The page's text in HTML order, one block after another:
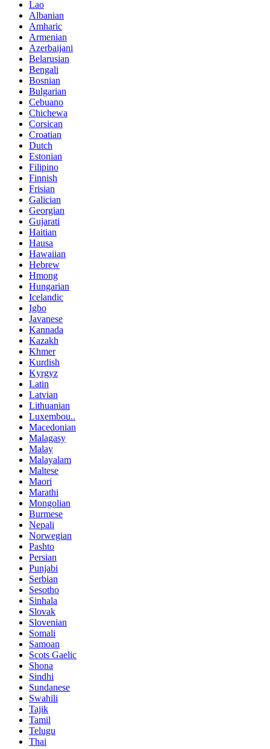
Lao
Albanian
Amharic
Armenian
Azerbaijani
Belarusian
Bengali
Bosnian
Bulgarian
Cebuano
Chichewa
Corsican
Croatian
Dutch
Estonian
Filipino
Finnish
Frisian
Galician
Georgian
Gujarati
Haitian
Hausa
Hawaiian
Hebrew
Hmong
Hungarian
Icelandic
Igbo
Javanese
Kannada
Kazakh
Khmer
Kurdish
Kyrgyz
Latin
Latvian
Lithuanian
Luxembou..
Macedonian
Malagasy
Malay
Malayalam
Maltese
Maori
Marathi
Mongolian
Burmese
Nepali
Norwegian
Pashto
Persian
Punjabi
Serbian
Sesotho
Sinhala
Slovak
Slovenian
Somali
Samoan
Scots Gaelic
Shona
Sindhi
Sundanese
Swahili
Tajik
Tamil
Telugu
Thai